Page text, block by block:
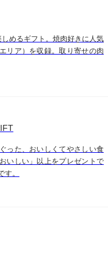
めるギフト。焼肉好きに人気
リア）を収録。取り寄せの肉
った、おいしくてやさしい食
いしい」以上をプレゼントで
す。